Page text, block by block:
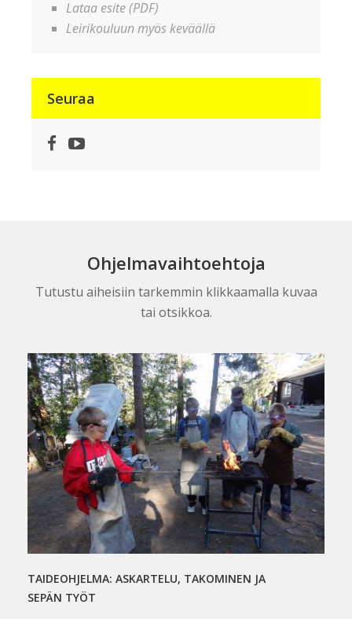
Lataa esite (PDF)
Leirikouluun myös keväällä
Seuraa
Facebook
YouTube
Ohjelmavaihtoehtoja
Tutustu aiheisiin tarkemmin klikkaamalla kuvaa
tai otsikkoa.
TAIDEOHJELMA: ASKARTELU, TAKOMINEN JA
SEPÄN TYÖT